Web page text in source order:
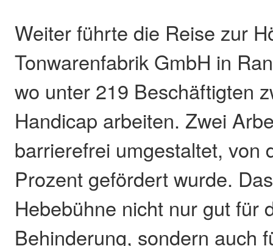
Weiter führte die Reise zur
Tonwarenfabrik GmbH in
wo unter 219 Beschäftigten
Handicap arbeiten. Zwei
barrierefrei umgestaltet, von
Prozent gefördert wurde.
Hebebühne nicht nur gut für
Behinderung, sondern auch